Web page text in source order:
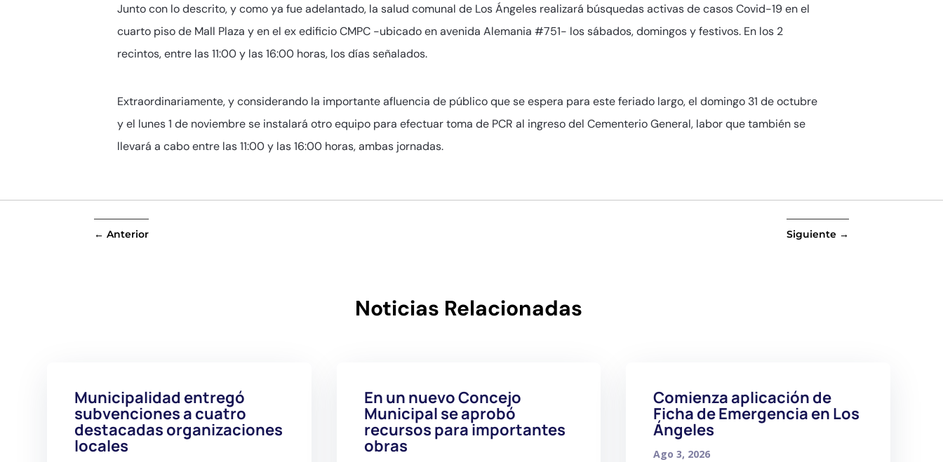
Junto con lo descrito, y como ya fue adelantado, la salud comunal de Los Ángeles realizará búsquedas activas de casos Covid-19 en el
cuarto piso de Mall Plaza y en el ex edificio CMPC -ubicado en avenida Alemania #751- los sábados, domingos y festivos. En los 2
recintos, entre las 11:00 y las 16:00 horas, los días señalados.
Extraordinariamente, y considerando la importante afluencia de público que se espera para este feriado largo, el domingo 31 de octubre
y el lunes 1 de noviembre se instalará otro equipo para efectuar toma de PCR al ingreso del Cementerio General, labor que también se
llevará a cabo entre las 11:00 y las 16:00 horas, ambas jornadas.
←Anterior Siguiente→
Noticias Relacionadas
Municipalidad entregó
subvenciones a cuatro
destacadas organizaciones
locales
En un nuevo Concejo
Municipal se aprobó
recursos para importantes
obras
Comienza aplicación de
Ficha de Emergencia en Los
Ángeles
Ago 3, 2026